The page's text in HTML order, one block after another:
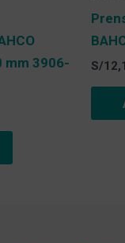
mm 3906-
S/